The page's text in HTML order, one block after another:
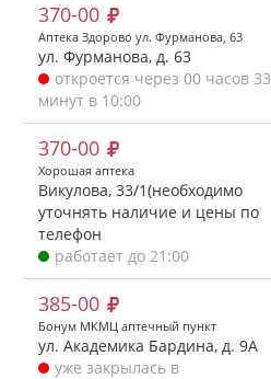
370-00
Аптека Здорово ул. Фурманова, 63
ул. Фурманова, д. 63
откроется через 00 часов 33
минут в 10:00
370-00
Хорошая аптека
Викулова, 33/1(необходимо
уточнять наличие и цены по
телефон
работает до 21:00
385-00
Бонум МКМЦ аптечный пункт
ул. Академика Бардина, д. 9А
уже закрылась в